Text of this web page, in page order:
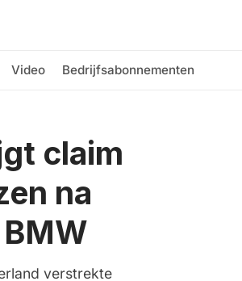
Video Bedrijfsabonnementen
claim
na
verstrekte